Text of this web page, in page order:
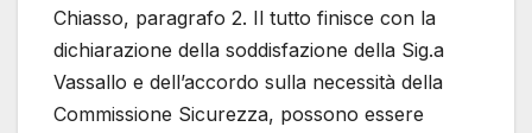
Chiasso, paragrafo 2. Il tutto finisce con la
dichiarazione della soddisfazione della Sig.a
Vassallo e dell’accordo sulla necessità della
Commissione Sicurezza, possono essere